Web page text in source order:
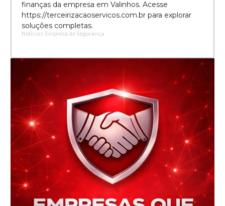
finanças da empresa em Valinhos. Acesse
https://terceirizacaoservicos.com.br para explorar
soluções completas.
Notícias: Empresa de Segurança